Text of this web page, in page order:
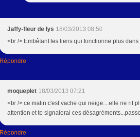
Jaffy-fleur de lys 18/03/2013 08:50
<br /> Embêtant les liens qui fonctionne plus
Répondre
moqueplet 18/03/2013 07:21
<br /> ce matin c'est vache qui neige....elle ne rit
attention et te signalerai ces
Répondre